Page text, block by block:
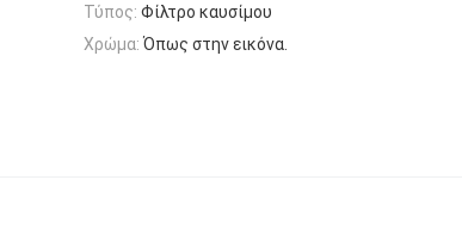
Τύπος: Φίλτρο καυσίμου
Χρώμα: Όπως στην εικόνα.